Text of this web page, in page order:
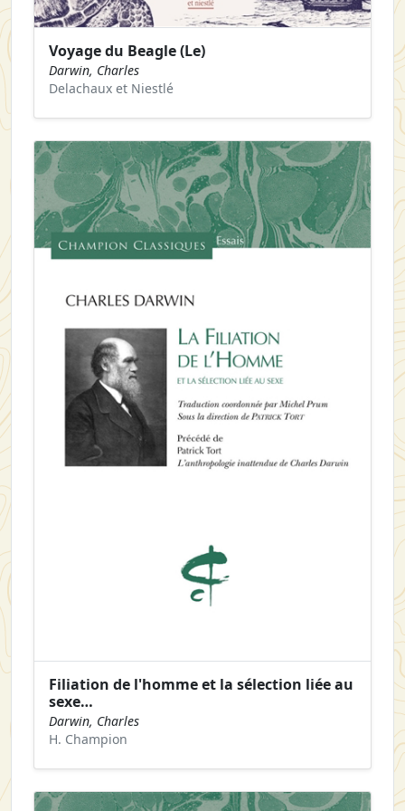
Voyage du Beagle (Le)
Darwin, Charles
Delachaux et Niestlé
Filiation de l'homme et la sélection liée au
sexe…
Darwin, Charles
H. Champion